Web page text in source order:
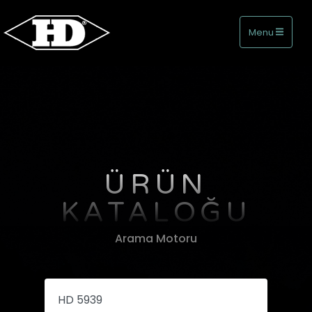
Menu
ÜRÜN
KATALOĞU
Arama Motoru